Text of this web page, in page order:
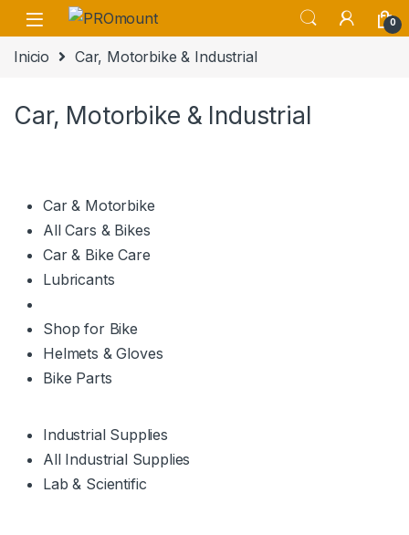
Saltar a navegación
saltar al contenido
0
Inicio Car, Motorbike & Industrial
Car, Motorbike & Industrial
Car & Motorbike
All Cars & Bikes
Car & Bike Care
Lubricants
Shop for Bike
Helmets & Gloves
Bike Parts
Industrial Supplies
All Industrial Supplies
Lab & Scientific